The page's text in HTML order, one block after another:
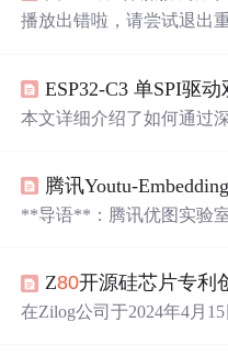
播放出错啦，请尝试退出
间：2021-02-05 10:54:58
本文详细介绍了如何通过
发者解决双屏驱动中的常见
性。
腾讯Youtu-
**导语**：腾讯优图实验
准。 ## 中文嵌入技术迎来性能拐点 随着大语言模型应用
向垂直领域深入，文本嵌
Z80开源硅芯片专利
在Zilog公司于2024年4月